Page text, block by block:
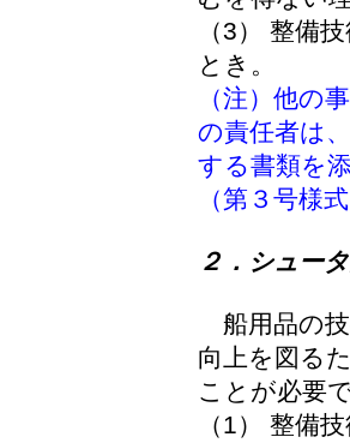
（3） 整備
とき。
（注）他の
の責任者は
する書類を
（第３号様
２．シュー
船用品の技
向上を図る
ことが必要で
（1） 整備